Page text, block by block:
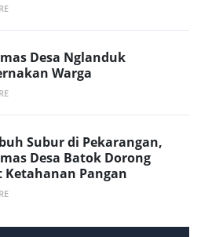
Desa Nglanduk
Warga
Subur di Pekarangan,
Desa Batok Dorong
Ketahanan Pangan